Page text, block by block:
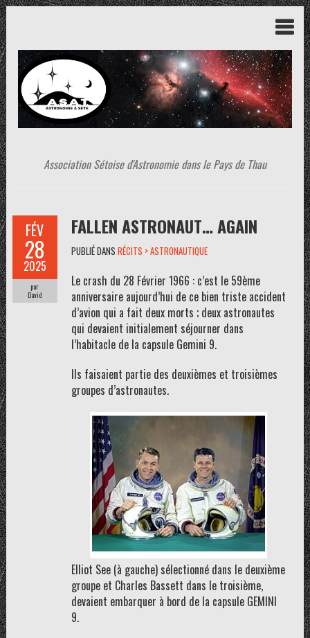
Association Sétoise d'Astronomie dans le Pays de Thau
FÉV
28
2025
par
David
FALLEN ASTRONAUT… AGAIN
PUBLIÉ DANS RÉCITS > ASTRONAUTIQUE
Le crash du 28 Février 1966 : c’est le 59ème
anniversaire aujourd’hui de ce bien triste accident
d’avion qui a fait deux morts ; deux astronautes
qui devaient initialement séjourner dans
l’habitacle de la capsule Gemini 9.
Ils faisaient partie des deuxièmes et troisièmes
groupes d’astronautes.
Elliot See (à gauche) sélectionné dans le deuxième
groupe et Charles Bassett dans le troisième,
devaient embarquer à bord de la capsule GEMINI
9.